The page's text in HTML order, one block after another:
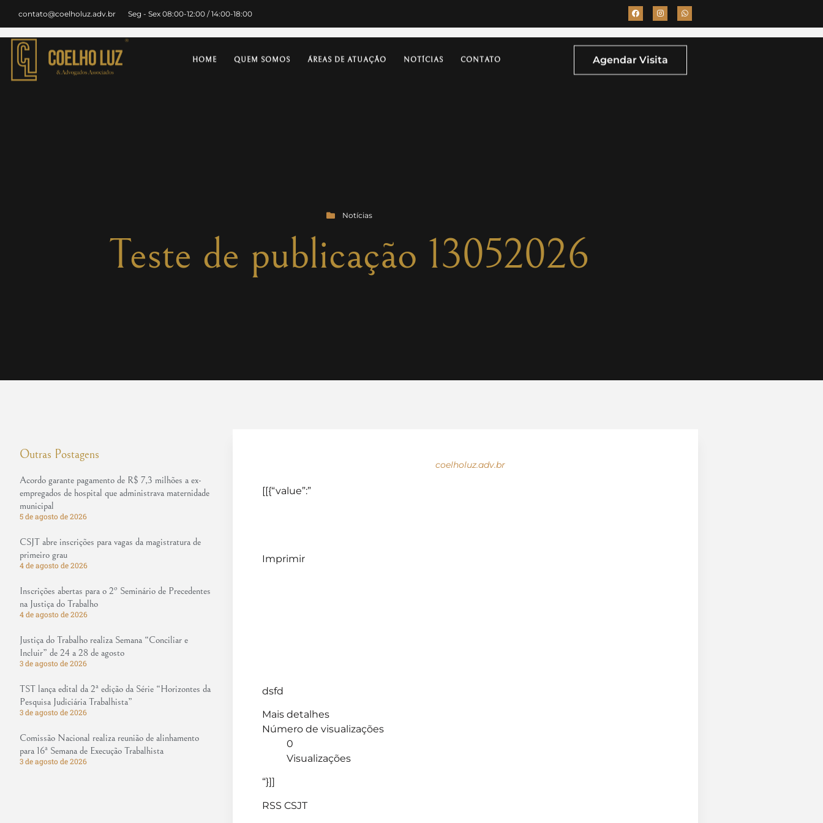
contato@coelholuz.adv.br Seg - Sex 08:00-12:00 / 14:00-18:00
HOME QUEM SOMOS ÁREAS DE ATUAÇÃO NOTÍCIAS CONTATO Agendar Visita
Notícias
Teste de publicação 13052026
Outras Postagens
Acordo garante pagamento de R$ 7,3 milhões a ex-
empregados de hospital que administrava maternidade
municipal
5 de agosto de 2026
CSJT abre inscrições para vagas da magistratura de
primeiro grau
4 de agosto de 2026
Inscrições abertas para o 2º Seminário de Precedentes
na Justiça do Trabalho
4 de agosto de 2026
Justiça do Trabalho realiza Semana “Conciliar e
Incluir” de 24 a 28 de agosto
3 de agosto de 2026
TST lança edital da 2ª edição da Série “Horizontes da
Pesquisa Judiciária Trabalhista”
3 de agosto de 2026
Comissão Nacional realiza reunião de alinhamento
para 16ª Semana de Execução Trabalhista
3 de agosto de 2026
coelholuz.adv.br
[[{“value”:”
Imprimir
dsfd
Mais detalhes
Número de visualizações
0
Visualizações
“}]]
RSS CSJT